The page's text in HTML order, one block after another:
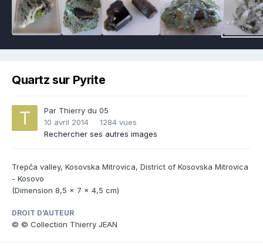
Quartz sur Pyrite
Par Thierry du 05
10 avril 2014
1284 vues
Rechercher ses autres images
Trepča valley, Kosovska Mitrovica, District of Kosovska Mitrovica
- Kosovo
(Dimension 8,5 x 7 x 4,5 cm)
DROIT D’AUTEUR
© © Collection Thierry JEAN